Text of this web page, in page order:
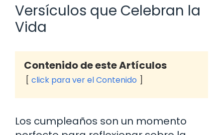
Versículos que Celebran la
Vida
Contenido de este Artículos
click para ver el Contenido
Los cumpleaños son un momento